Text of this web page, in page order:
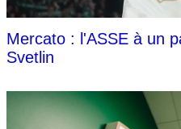
Mercato : l'ASSE à un
Svetlin